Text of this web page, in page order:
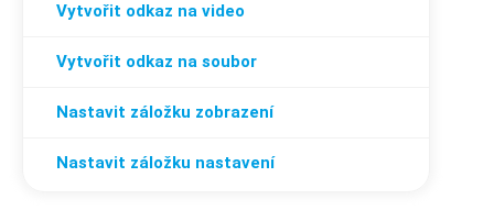
Vytvořit odkaz na video
Vytvořit odkaz na soubor
Nastavit záložku zobrazení
Nastavit záložku nastavení